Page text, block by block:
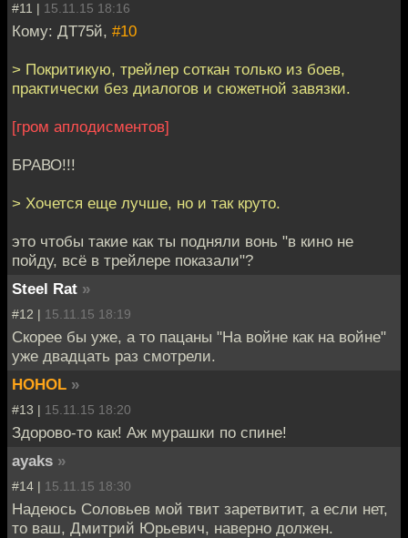
#11 | 15.11.15 18:16
Кому: ДТ75й, #10
> Покритикую, трейлер соткан только из боев,
практически без диалогов и сюжетной завязки.
[гром аплодисментов]
БРАВО!!!
> Хочется еще лучше, но и так круто.
это чтобы такие как ты подняли вонь "в кино не
пойду, всё в трейлере показали"?
Steel Rat »
#12 | 15.11.15 18:19
Скорее бы уже, а то пацаны "На войне как на войне"
уже двадцать раз смотрели.
HOHOL »
#13 | 15.11.15 18:20
Здорово-то как! Аж мурашки по спине!
ayaks »
#14 | 15.11.15 18:30
Надеюсь Соловьев мой твит заретвитит, а если нет,
то ваш, Дмитрий Юрьевич, наверно должен.